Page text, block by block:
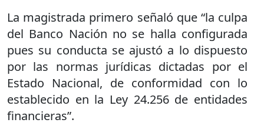
La magistrada primero señaló que “la culpa
del Banco Nación no se halla configurada
pues su conducta se ajustó a lo dispuesto
por las normas jurídicas dictadas por el
Estado Nacional, de conformidad con lo
establecido en la Ley 24.256 de entidades
financieras”.